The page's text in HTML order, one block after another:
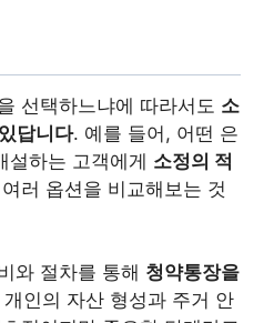
선택하느냐에 따라서도 소
답니다. 예를 들어, 어떤 은
설하는 고객에게 소정의 적
러 옵션을 비교해보는 것
와 절차를 통해 청약통장을
개인의 자산 형성과 주거 안